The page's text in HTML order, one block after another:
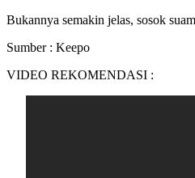
Bukannya semakin jelas, sosok
Sumber : Keepo
VIDEO REKOMENDASI :